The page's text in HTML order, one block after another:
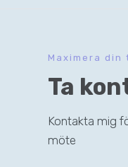
Maximera din
Ta
Kontakta mig
möte